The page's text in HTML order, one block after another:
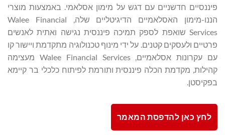
פיננסיים חדשניים עם דגש על מימון אסלאמי. באמצעות מוצרי
הננו-מימון האסלאמיים הדיגיטליים שלה, Walee Financial
Services שואפת לספק תמיכה פיננסית נגישה ואתית לאנשים
פרטיים ולעסקים קטנים. על ידי מינוף טכנולוגיה מתקדמת ויישור קו
עם עקרונות אסלאמיים, Walee Financial Services מעצימה
קהילות, מקדמת הכלה פיננסית ותורמת לפיתוח כלכלי בר קיימא
בפקיסטן.
לחץ כאן להדפסת המאמר